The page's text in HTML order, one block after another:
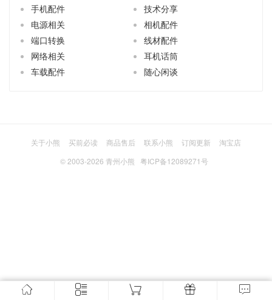
手机配件
技术分享
电源相关
相机配件
端口转换
线材配件
网络相关
耳机话筒
车载配件
随心闲谈
关于小熊 买前必读 商品售后 联系小熊 订阅更新
淘宝店
© 2003-2026 青州小熊 粤ICP备12089271号